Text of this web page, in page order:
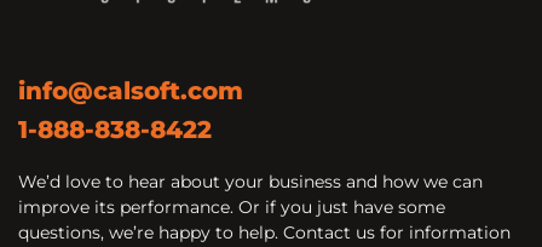
info@calsoft.com
1-888-838-8422
We’d love to hear about your business and how we can
improve its performance. Or if you just have some
questions, we’re happy to help. Contact us for information